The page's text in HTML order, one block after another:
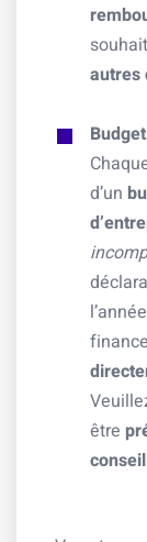
autres
d’un
être